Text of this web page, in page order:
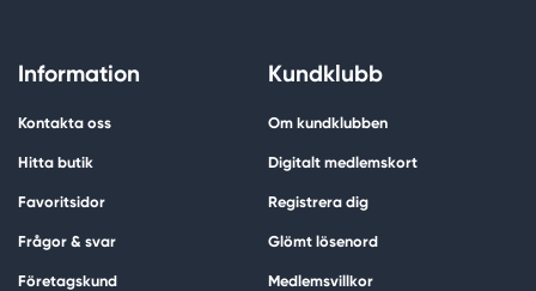
Information
Kontakta oss
Hitta butik
Favoritsidor
Frågor & svar
Företagskund
Kundklubb
Om kundklubben
Digitalt medlemskort
Registrera dig
Glömt lösenord
Medlemsvillkor